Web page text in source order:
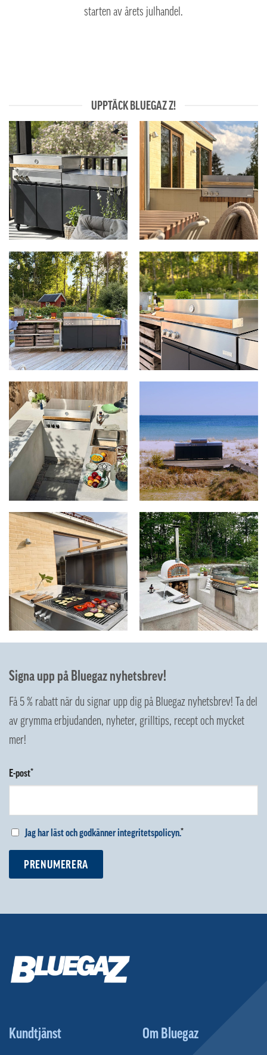
starten av årets julhandel.
UPPTÄCK BLUEGAZ Z!
Signa upp på Bluegaz nyhetsbrev!
Få 5 % rabatt när du signar upp dig på Bluegaz nyhetsbrev! Ta del
av grymma erbjudanden, nyheter, grilltips, recept och mycket
mer!
E-post*
Jag har läst och godkänner integritetspolicyn.*
PRENUMERERA
Kundtjänst Om Bluegaz